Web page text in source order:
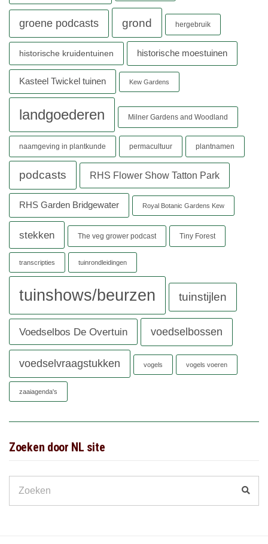
groene podcasts grond hergebruik
historische kruidentuinen historische moestuinen
Kasteel Twickel tuinen Kew Gardens
landgoederen Milner Gardens and Woodland
naamgeving in plantkunde permacultuur plantnamen
podcasts RHS Flower Show Tatton Park
RHS Garden Bridgewater Royal Botanic Gardens Kew
stekken The veg grower podcast Tiny Forest
transcripties tuinrondleidingen
tuinshows/beurzen tuinstijlen
Voedselbos De Overtuin voedselbossen
voedselvraagstukken vogels vogels voeren
zaaiagenda's
Zoeken door NL site
for: